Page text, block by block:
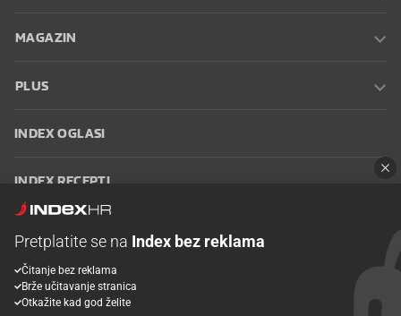
MAGAZIN
PLUS
INDEX OGLASI
INDEX RECEPTI
Oglašavanje Zaposli se na Indexu
korištenja
Postavke kolačića
Pretplatite se na Index bez reklama
Čitanje bez reklama
Brže učitavanje stranica
Otkažite kad god želite